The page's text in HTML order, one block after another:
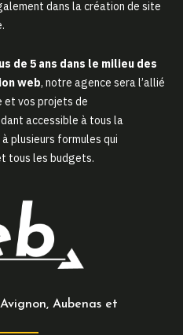
dans la création de site
de 5 ans dans le milieu des
web, notre agence sera l’allié
vos projets de
accessible à tous la
plusieurs formules qui
tous les budgets.
Aubenas et